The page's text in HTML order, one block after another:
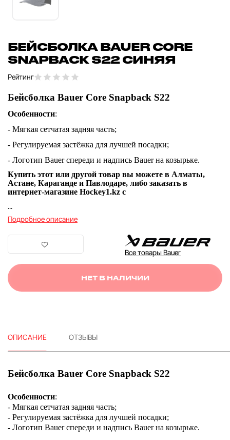
БЕЙСБОЛКА BAUER CORE
SNAPBACK S22 СИНЯЯ
Рейтинг
Бейсболка Bauer Core Snapback S22
Особенности:
- Мягкая сетчатая задняя часть;
- Регулируемая застёжка для лучшей посадки;
- Логотип Bauer спереди и надпись Bauer на козырьке.
Купить этот или другой товар вы можете в Алматы,
Астане, Караганде и Павлодаре, либо заказать в
интернет-магазине Hockey1.kz с
...
Подробное описание
Все товары Bauer
НЕТ В НАЛИЧИИ
ОПИСАНИЕ ОТЗЫВЫ
Бейсболка Bauer Core Snapback S22
Особенности:
- Мягкая сетчатая задняя часть;
- Регулируемая застёжка для лучшей посадки;
- Логотип Bauer спереди и надпись Bauer на козырьке.